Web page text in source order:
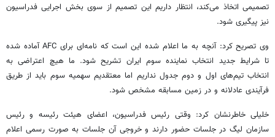
تصمیمی اتخاذ می‌کند، انتظار داریم این تصمیم از سوی بخش اجرایی فدراسیون
نیز پیگیری شود.
وی تصریح کرد: آنچه به ما اعلام شده این است که نامه‌ای برای AFC آماده شده
تا شرایط جدید انتخاب نماینده سوم ایران تشریح شود. ما هیچ اعتراضی به
انتخاب تیم‌های اول و دوم جدول نداریم اما معتقدیم سهمیه سوم باید از طریق
فرآیندی عادلانه و در زمین مسابقه مشخص شود.
خلیلی خاطرنشان کرد: وقتی رئیس فدراسیون، اعضای هیئت رئیسه و رئیس
سازمان لیگ در جلسات حضور دارند و خروجی آن جلسات به صورت رسمی اعلام